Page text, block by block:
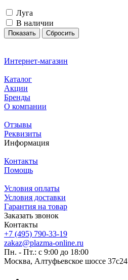
Луга
В наличии
Сбросить
Интернет-магазин
Каталог
Акции
Бренды
О компании
Отзывы
Реквизиты
Информация
Контакты
Помощь
Условия оплаты
Условия доставки
Гарантия на товар
Заказать звонок
Контакты
+7 (495) 790-33-19
zakaz@plazma-online.ru
Пн. - Пт.: с 9:00 до 18:00
Москва, Алтуфьевское шоссе 37с24